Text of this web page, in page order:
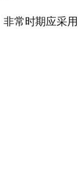
常时期应采